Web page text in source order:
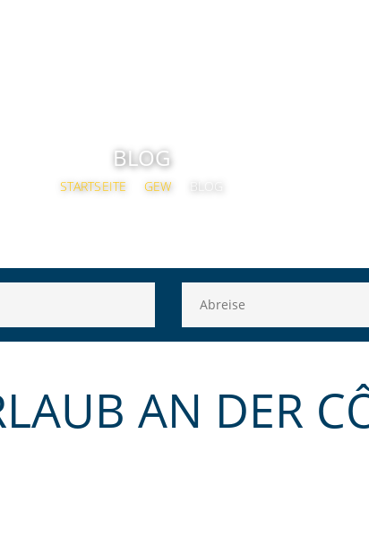
BLOG
STARTSEITE GEW BLOG
AN DER